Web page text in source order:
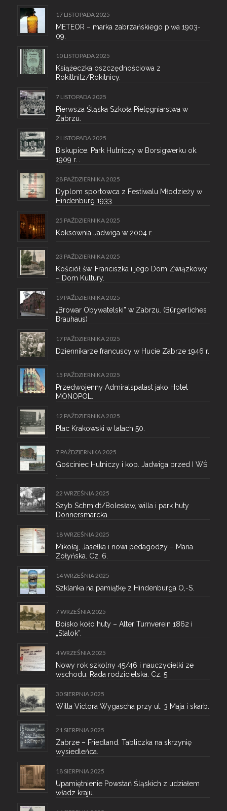
17 LISTOPADA 2025
METEOR – marka zabrzańskiego piwa 1903-
09.
10 LISTOPADA 2025
Książeczka oszczędnościowa z
Rokittnitz/Rokitnicy.
7 LISTOPADA 2025
Pierwsza Śląska Szkoła Pielęgniarstwa w
Zabrzu.
2 LISTOPADA 2025
Biskupice. Park Hutniczy w Borsigwerku ok.
1909 r. .
28 PAŹDZIERNIKA 2025
Dyplom sportowca z Festiwalu Młodzieży w
Hindenburg 1933.
25 PAŹDZIERNIKA 2025
Koksownia Jadwiga w 2004 r.
23 PAŹDZIERNIKA 2025
Kościół św. Franciszka i jego Dom Związkowy
– Dom Kultury.
19 PAŹDZIERNIKA 2025
„Browar Obywatelski” w Zabrzu. (Bürgerliches
Brauhaus)
17 PAŹDZIERNIKA 2025
Dziennikarze francuscy w Hucie Zabrze 1946 r.
15 PAŹDZIERNIKA 2025
Przedwojenny Admiralspalast jako Hotel
MONOPOL.
12 PAŹDZIERNIKA 2025
Plac Krakowski w latach 50.
7 PAŹDZIERNIKA 2025
Gościniec Hutniczy i kop. Jadwiga przed I WŚ
22 WRZEŚNIA 2025
Szyb Schmidt/Bolesław, willa i park huty
Donnersmarcka.
18 WRZEŚNIA 2025
Mikołaj, Jasełka i nowi pedagodzy – Maria
Żołyńska. Cz. 6.
14 WRZEŚNIA 2025
Szklanka na pamiątkę z Hindenburga O,-S.
7 WRZEŚNIA 2025
Boisko koło huty – Alter Turnverein 1862 i
„Stalok”.
4 WRZEŚNIA 2025
Nowy rok szkolny 45/46 i nauczycielki ze
wschodu. Rada rodzicielska. Cz. 5.
30 SIERPNIA 2025
Willa Victora Wygascha przy ul. 3 Maja i skarb.
21 SIERPNIA 2025
Zabrze – Friedland. Tabliczka na skrzynię
wysiedleńca.
18 SIERPNIA 2025
Upamiętnienie Powstań Śląskich z udziałem
władz kraju.